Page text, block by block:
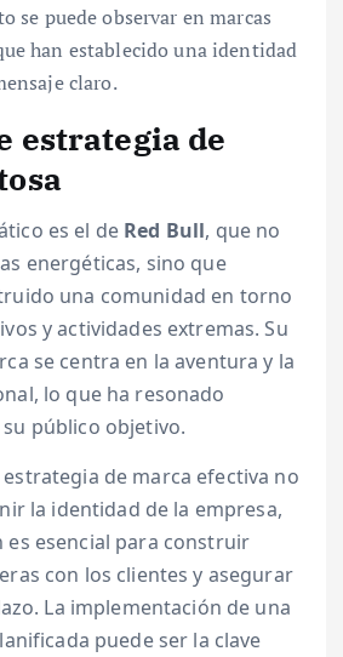
se puede observar en marcas
han establecido una identidad
claro.
estrategia de
es el de Red Bull, que no
energéticas, sino que
una comunidad en torno
y actividades extremas. Su
se centra en la aventura y la
lo que ha resonado
público objetivo.
de marca efectiva no
la identidad de la empresa,
es esencial para construir
con los clientes y asegurar
La implementación de una
puede ser la clave